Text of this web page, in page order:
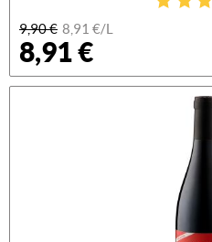
9,90 € 8,91 €/L
8,91 €